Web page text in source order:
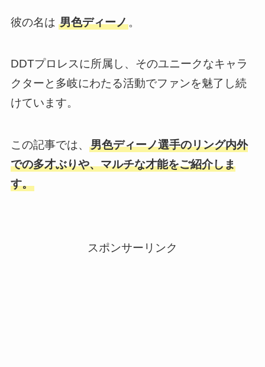
彼の名は 男色ディーノ。
DDTプロレスに所属し、そのユニークなキャラ
クターと多岐にわたる活動でファンを魅了し続
けています。
この記事では、 男色ディーノ選手のリング内外
での多才ぶりや、マルチな才能をご紹介しま
す。
スポンサーリンク